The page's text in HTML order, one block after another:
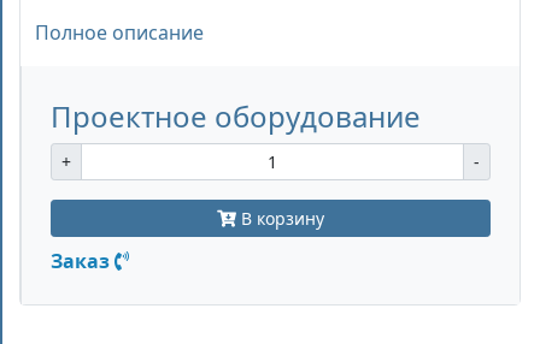
Полное описание
Проектное оборудование
+ -
В корзину
Заказ